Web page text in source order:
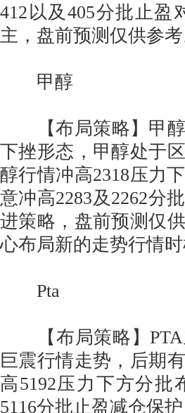
412以及405分批止
主，盘前预测仅供参考
甲醇
【布局策略】甲醇
下挫形态，甲醇处于
醇行情冲高2318压力
意冲高2283及2262分
进策略，盘前预测仅
心布局新的走势行情时
Pta
【布局策略】PTA
巨震行情走势，后期
高5192压力下方分批
5116分批止盈减仓保